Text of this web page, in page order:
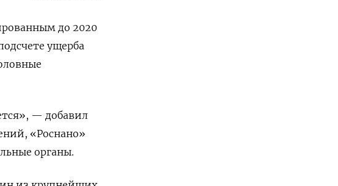
до 2020
ущерба
— добавил
«Роснано»
органы.